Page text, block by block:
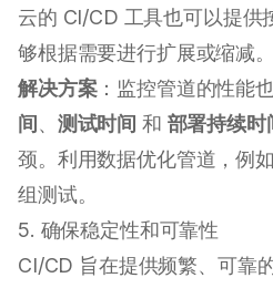
云的 CI/CD 工具也可以提供
够根据需要进行扩展或缩减。
解决方案：监控管道的性能
间 、 测试时间 和 部署持续时
颈。利用数据优化管道，例
组测试。
5. 确保稳定性和可靠性
CI/CD 旨在提供频繁、可靠